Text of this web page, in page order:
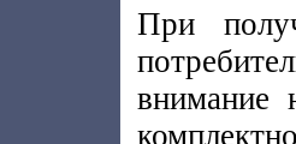
При
внимание